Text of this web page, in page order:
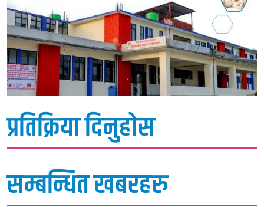
प्रतिक्रिया दिनुहोस
सम्बन्धित खबरहरु